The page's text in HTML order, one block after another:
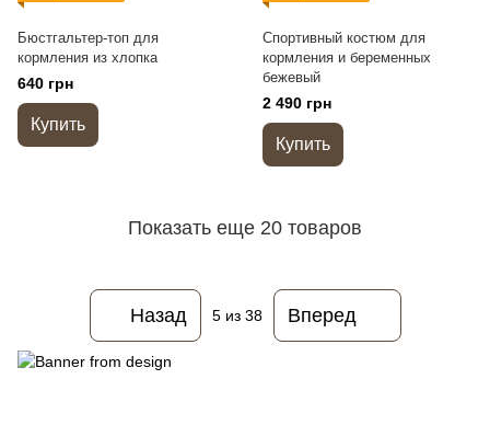
Бюстгальтер-топ для
кормления из хлопка
640 грн
Купить
Спортивный костюм для
кормления и беременных
бежевый
2 490 грн
Купить
Показать еще 20 товаров
Назад 5из 38 Вперед